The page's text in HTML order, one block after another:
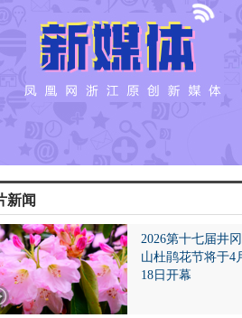
新闻
2026第十七届井冈
山杜鹃花节将于4
18日开幕